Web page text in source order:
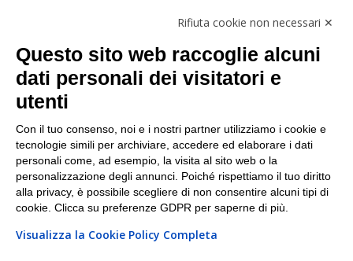
Facebook
Linkedin
I nostri punti di ritiro e spedizione pacchi nelle
maggiori città italiane
Torino|Milano|Roma|Bologna|Firenze| Genova
Napoli|Varese
Rifiuta cookie non necessari ✕
Questo sito web raccoglie alcuni
dati personali dei visitatori e
utenti
Con il tuo consenso, noi e i nostri partner utilizziamo i cookie e
tecnologie simili per archiviare, accedere ed elaborare i dati
personali come, ad esempio, la visita al sito web o la
personalizzazione degli annunci. Poiché rispettiamo il tuo diritto
alla privacy, è possibile scegliere di non consentire alcuni tipi di
cookie. Clicca su preferenze GDPR per saperne di più.
Visualizza la Cookie Policy Completa